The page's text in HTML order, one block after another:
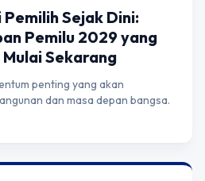
Sejak Dini:
Pemilu 2029 yang
Sekarang
penting yang akan
dan masa depan bangsa.